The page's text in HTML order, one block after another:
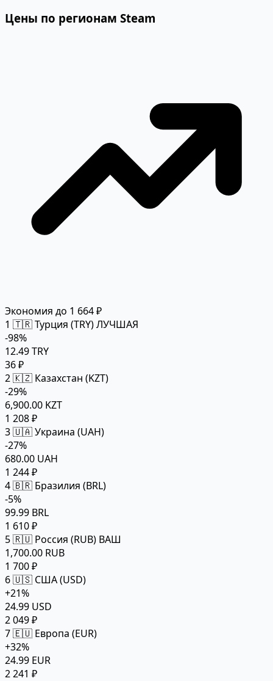
Цены по регионам Steam
Экономия до 1 664 ₽
1 🇹🇷 Турция (TRY)ЛУЧШАЯ
-98%
12.49 TRY
36 ₽
2🇰🇿 Казахстан (KZT)
-29%
6,900.00 KZT
1 208 ₽
3🇺🇦 Украина (UAH)
-27%
680.00 UAH
1 244 ₽
4🇧🇷 Бразилия (BRL)
-5%
99.99 BRL
1 610 ₽
5🇷🇺 Россия (RUB) ВАШ
1,700.00 RUB
1 700 ₽
6🇺🇸 США (USD)
+21%
24.99 USD
2 049 ₽
7🇪🇺 Европа (EUR)
+32%
24.99 EUR
2 241 ₽